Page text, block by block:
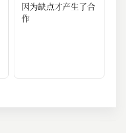
因为缺点才产生了合
作